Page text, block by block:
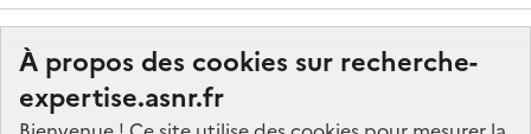
À propos des cookies sur recherche-
expertise.asnr.fr